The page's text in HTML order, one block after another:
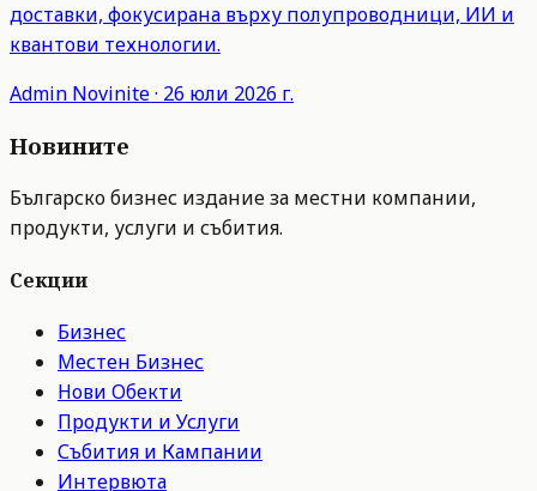
доставки, фокусирана върху полупроводници, ИИ и
квантови технологии.
Admin Novinite· 26 юли 2026 г.
Новините
Българско бизнес издание за местни компании,
продукти, услуги и събития.
Секции
Бизнес
Местен Бизнес
Нови Обекти
Продукти и Услуги
Събития и Кампании
Интервюта